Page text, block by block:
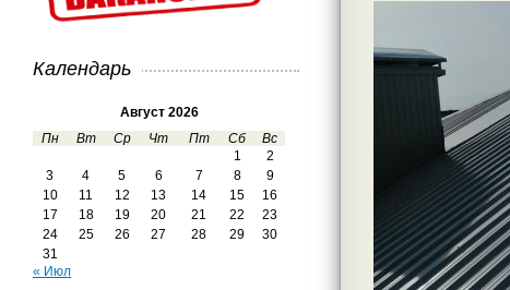
Календарь
Август 2026
Пн
Вт Ср Чт Пт Сб
Вс
1
2
3
4 5 6 7 8
9
10
11 12 13 14 15
16
17
18 19 20 21 22
23
24
25 26 27 28 29
30
31
« Июл